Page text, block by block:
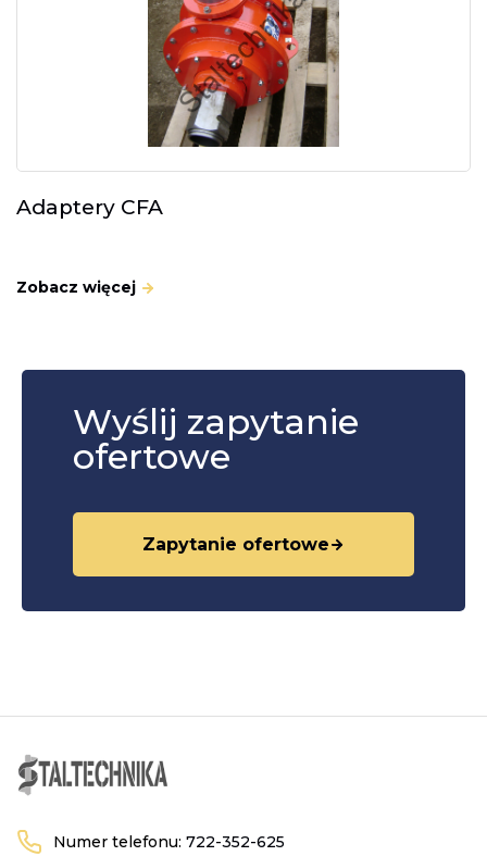
Adaptery CFA
Zobacz więcej
Wyślij zapytanie
ofertowe
Zapytanie ofertowe
Numer telefonu: 722-352-625